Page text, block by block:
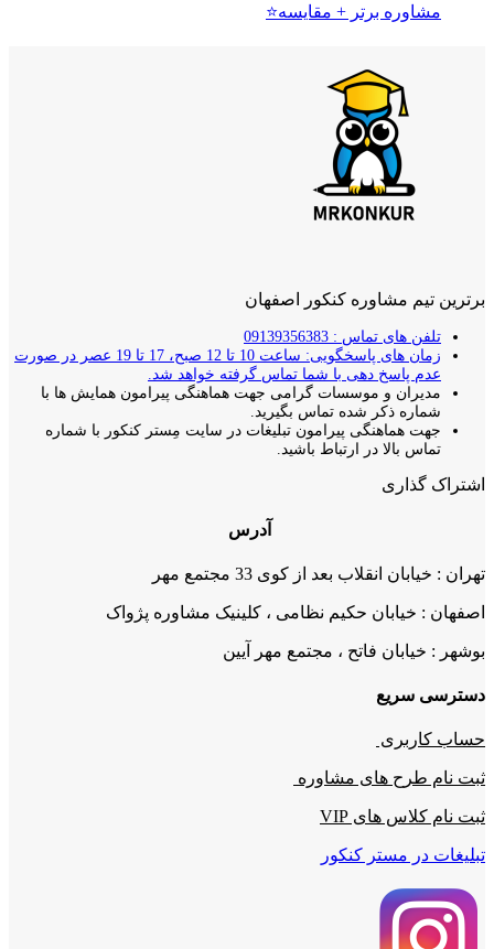
مشاوره برتر + مقایسه⭐
برترین تیم مشاوره کنکور اصفهان
تلفن های تماس : 09139356383
زمان های پاسخگویی: ساعت 10 تا 12 صبح، 17 تا 19 عصر در صورت
عدم پاسخ دهی با شما تماس گرفته خواهد شد.
مدیران و موسسات گرامی جهت هماهنگی پیرامون همایش ها با
شماره ذکر شده تماس بگیرید.
جهت هماهنگی پیرامون تبلیغات در سایت مِستر کنکور با شماره
تماس بالا در ارتباط باشید.
اشتراک گذاری
آدرس
تهران : خیابان انقلاب بعد از کوی 33 مجتمع مهر
اصفهان : خیابان حکیم نظامی ، کلینیک مشاوره پژواک
بوشهر : خیابان فاتح ، مجتمع مهر آیین
دسترسی سریع
حساب کاربری
ثبت نام طرح های مشاوره
ثبت نام کلاس های VIP
تبلیغات در مستر کنکور